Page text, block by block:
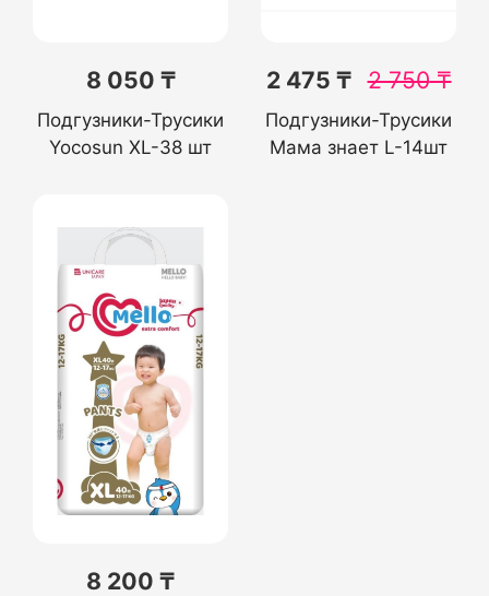
8 050 ₸
Подгузники-Трусики
Yocosun XL-38 шт
2 475 ₸ 2 750₸
Подгузники-Трусики
Мама знает L-14шт
8 200 ₸